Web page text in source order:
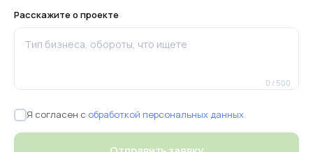
Расскажите о проекте
0 / 500
Я согласен с обработкой персональных данных